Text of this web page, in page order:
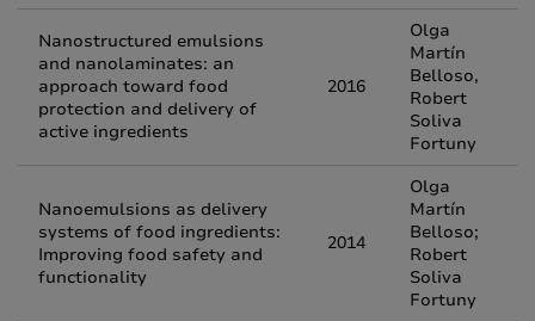
Nanostructured emulsions
and nanolaminates: an
approach toward food
protection and delivery of
active ingredients
2016
Olga
Martín
Belloso,
Robert
Soliva
Fortuny
Nanoemulsions as delivery
systems of food ingredients:
Improving food safety and
functionality
2014
Olga
Martín
Belloso;
Robert
Soliva
Fortuny